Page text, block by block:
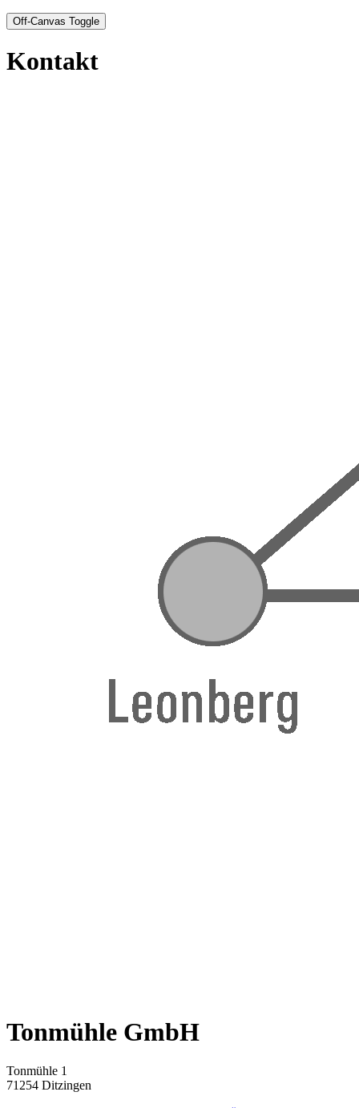
Off-Canvas Toggle
Kontakt
Tonmühle GmbH
Tonmühle 1
71254 Ditzingen